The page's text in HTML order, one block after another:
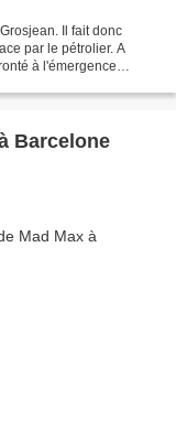
Il fait donc
par le pétrolier. A
à l'émergence
Barcelone